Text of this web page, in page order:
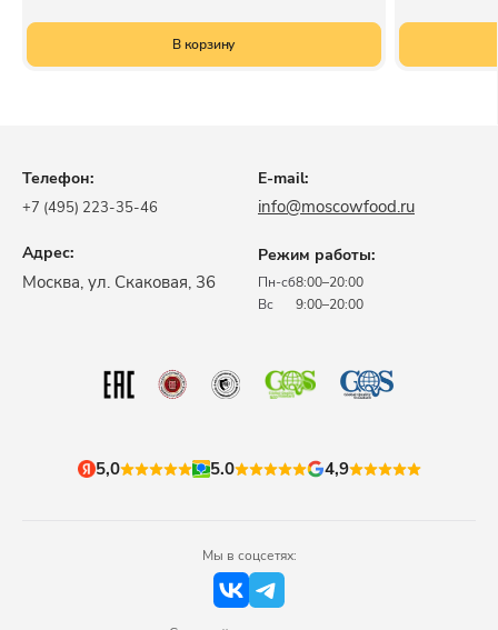
В корзину
Телефон:
+7 (495) 223-35-46
E-mail:
info@moscowfood.ru
Адрес:
​Москва, ул. Скаковая, 36​
Режим работы:
Пн-сб
Вс
8:00–20:00
9:00–20:00
5,0 5.0 4,9
Мы в соцсетях: